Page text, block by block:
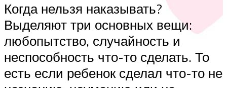
Когда нельзя наказывать?
Выделяют три основных вещи:
любопытство, случайность и
неспособность что-то сделать. То
есть если ребенок сделал что-то не